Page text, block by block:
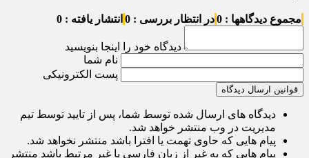
مجموع دیدگاهها : 0 در انتظار بررسی : 0 انتشار یافته : 0
دیدگاه خود را اینجا بنویسید
نام شما
پست الکترونیکی
قوانین ارسال دیدگاه
دیدگاه های ارسال شده توسط شما، پس از تایید توسط تیم
مدیریت در وب منتشر خواهد شد.
پیام هایی که حاوی تهمت یا افترا باشد منتشر نخواهد شد.
پیام هایی که به غیر از زبان فارسی یا غیر مرتبط باشد منتشر